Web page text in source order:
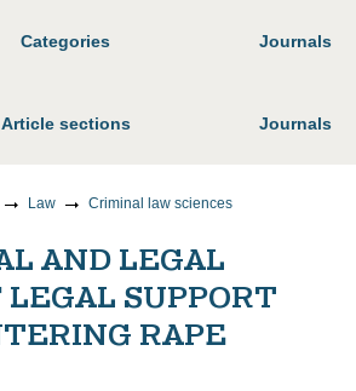
Categories Journals
Article sections Journals
Law Criminal law sciences
AND LEGAL
LEGAL SUPPORT
RAPE